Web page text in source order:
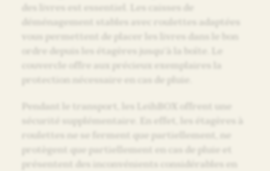
déménagement stables avec roulettes adaptées
vous permettent de placer les livres dans le bon
ordre depuis les étagères jusqu’à la boîte. Le
couvercle offre aux précieux exemplaires la
protection nécessaire en cas de pluie.
Pendant le transport, les LeihBOX offrent une
sécurité supplémentaire. En effet, les étagères à
protègent que partiellement en cas de pluie et
présentent des inconvénients considérables en